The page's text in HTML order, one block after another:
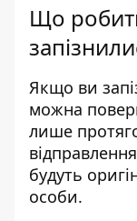
Що
Якщо ви
можна
лише
будуть
особи.